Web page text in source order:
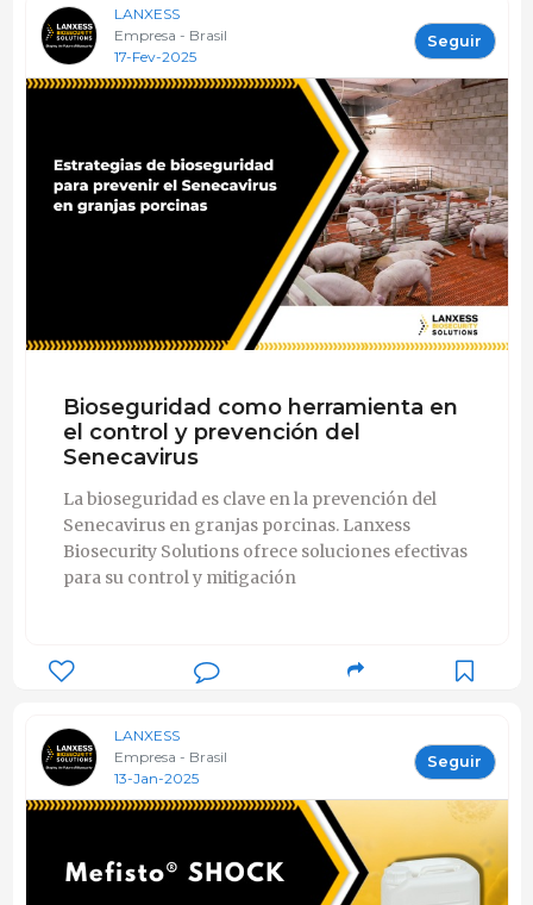
LANXESS
Empresa - Brasil
17-Fev-2025
Seguir
Bioseguridad como herramienta en
el control y prevención del
Senecavirus
La bioseguridad es clave en la prevención del
Senecavirus en granjas porcinas. Lanxess
Biosecurity Solutions ofrece soluciones efectivas
para su control y mitigación
LANXESS
Empresa - Brasil
13-Jan-2025
Seguir